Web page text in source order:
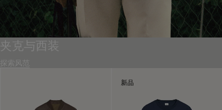
夹克与西装
探索风范
新品